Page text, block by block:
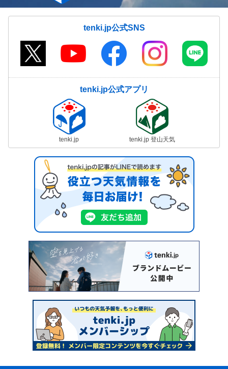
tenki.jp公式SNS
tenki.jp公式アプリ
tenki.jp tenki.jp 登山天気